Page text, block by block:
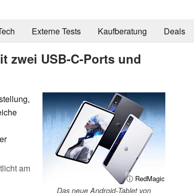
Externe Tests Kaufberatung Deals
zwei USB-C-Ports und
ⓘ RedMagic
Das neue Android-Tablet von
am